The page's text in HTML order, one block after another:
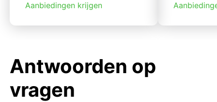
Aanbiedingen krijgen
Antwoorden op
vragen